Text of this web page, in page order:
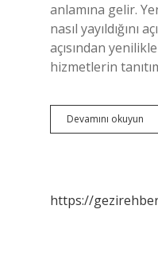
anlamına gelir.
nasıl
açısından
hizmetlerin
Devamını okuyun
https://